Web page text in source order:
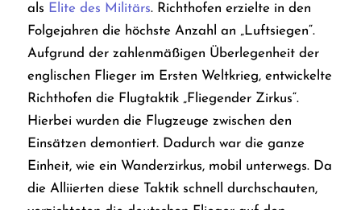
als Elite des Militärs. Richthofen erzielte in den
Folgejahren die höchste Anzahl an „Luftsiegen“.
Aufgrund der zahlenmäßigen Überlegenheit der
englischen Flieger im Ersten Weltkrieg, entwickelte
Richthofen die Flugtaktik „Fliegender Zirkus“.
Hierbei wurden die Flugzeuge zwischen den
Einsätzen demontiert. Dadurch war die ganze
Einheit, wie ein Wanderzirkus, mobil unterwegs. Da
die Alliierten diese Taktik schnell durchschauten,